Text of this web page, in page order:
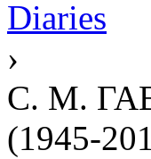
Diaries
›
С. М.
(1945-